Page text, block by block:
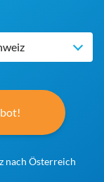
nach Österreich